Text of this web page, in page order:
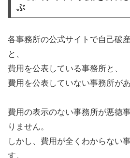
ぶ
各事務所の公式サイトで自己破
と、
費用を公表している事務所と、
費用を公表していない事務所があ
費用の表示のない事務所が悪徳
りません。
しかし、費用が全くわからない
す。